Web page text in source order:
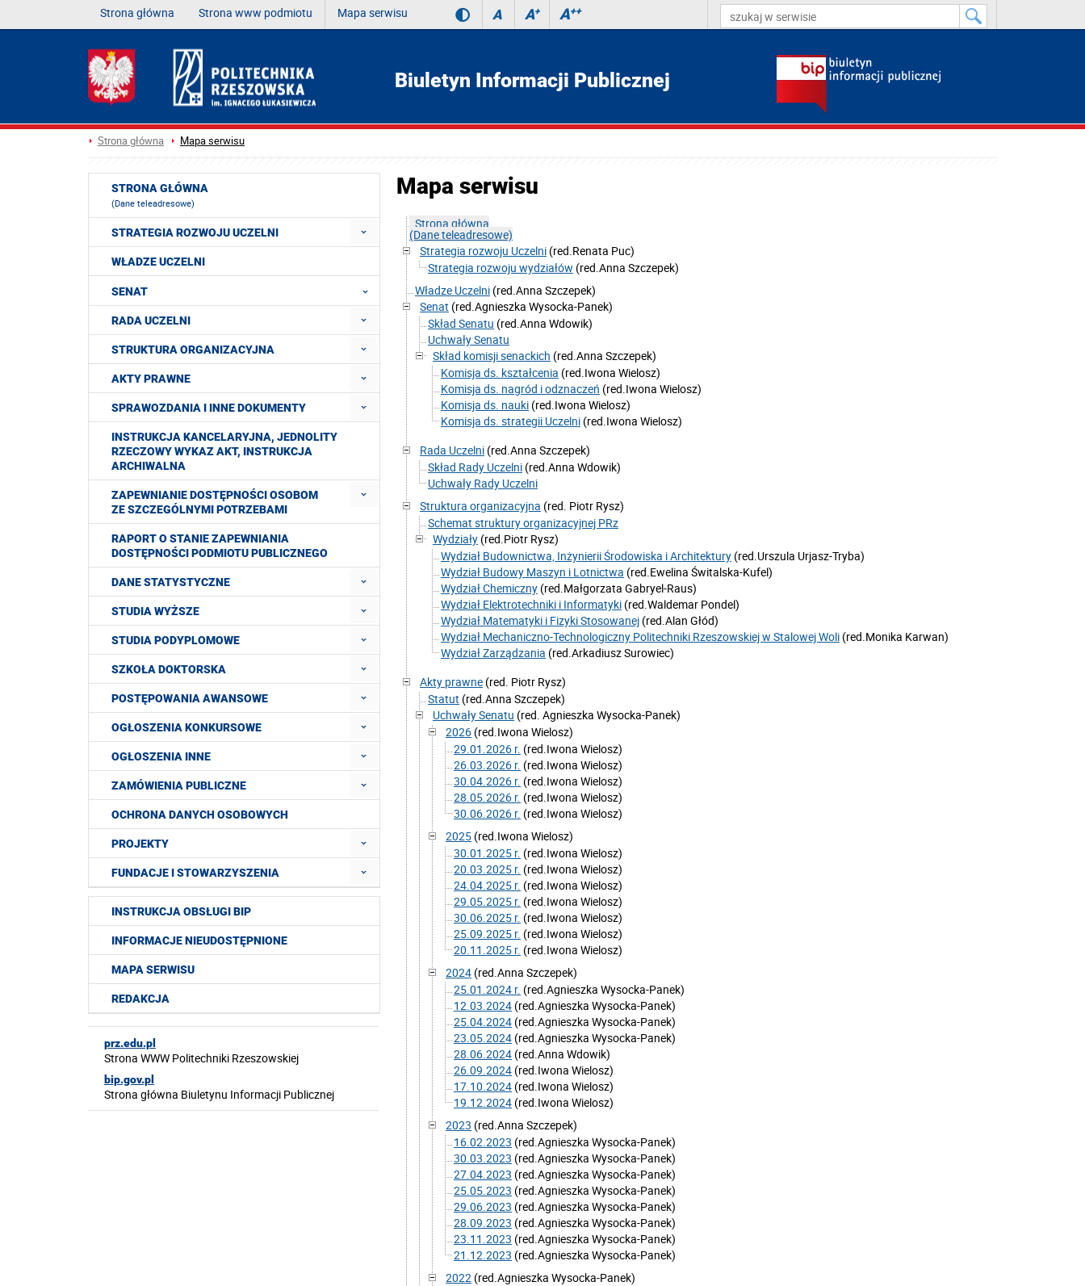
Strona główna Strona www podmiotu Mapa serwisu A A+ A++
Biuletyn Informacji Publicznej
Strona główna Mapa serwisu
Mapa serwisu
Strona główna
(Dane teleadresowe)
Strategia rozwoju Uczelni (red.Renata Puc)
Strategia rozwoju wydziałów (red.Anna Szczepek)
Władze Uczelni (red.Anna Szczepek)
Senat (red.Agnieszka Wysocka-Panek)
Skład Senatu (red.Anna Wdowik)
Uchwały Senatu
Skład komisji senackich (red.Anna Szczepek)
Komisja ds. kształcenia (red.Iwona Wielosz)
Komisja ds. nagród i odznaczeń (red.Iwona Wielosz)
Komisja ds. nauki (red.Iwona Wielosz)
Komisja ds. strategii Uczelni (red.Iwona Wielosz)
Rada Uczelni (red.Anna Szczepek)
Skład Rady Uczelni (red.Anna Wdowik)
Uchwały Rady Uczelni
Struktura organizacyjna (red. Piotr Rysz)
Schemat struktury organizacyjnej PRz
Wydziały (red.Piotr Rysz)
Wydział Budownictwa, Inżynierii Środowiska i Architektury (red.Urszula Urjasz-Tryba)
Wydział Budowy Maszyn i Lotnictwa (red.Ewelina Świtalska-Kufel)
Wydział Chemiczny (red.Małgorzata Gabryel-Raus)
Wydział Elektrotechniki i Informatyki (red.Waldemar Pondel)
Wydział Matematyki i Fizyki Stosowanej (red.Alan Głód)
Wydział Mechaniczno-Technologiczny Politechniki Rzeszowskiej w Stalowej Woli (red.Monika Karwan)
Wydział Zarządzania (red.Arkadiusz Surowiec)
Akty prawne (red. Piotr Rysz)
Statut (red.Anna Szczepek)
Uchwały Senatu (red. Agnieszka Wysocka-Panek)
2026 (red.Iwona Wielosz)
29.01.2026 r. (red.Iwona Wielosz)
26.03.2026 r. (red.Iwona Wielosz)
30.04.2026 r. (red.Iwona Wielosz)
28.05.2026 r. (red.Iwona Wielosz)
30.06.2026 r. (red.Iwona Wielosz)
2025 (red.Iwona Wielosz)
30.01.2025 r. (red.Iwona Wielosz)
20.03.2025 r. (red.Iwona Wielosz)
24.04.2025 r. (red.Iwona Wielosz)
29.05.2025 r. (red.Iwona Wielosz)
30.06.2025 r. (red.Iwona Wielosz)
25.09.2025 r. (red.Iwona Wielosz)
20.11.2025 r. (red.Iwona Wielosz)
2024 (red.Anna Szczepek)
25.01.2024 r. (red.Agnieszka Wysocka-Panek)
12.03.2024 (red.Agnieszka Wysocka-Panek)
25.04.2024 (red.Agnieszka Wysocka-Panek)
23.05.2024 (red.Agnieszka Wysocka-Panek)
28.06.2024 (red.Anna Wdowik)
26.09.2024 (red.Iwona Wielosz)
17.10.2024 (red.Iwona Wielosz)
19.12.2024 (red.Iwona Wielosz)
2023 (red.Anna Szczepek)
16.02.2023 (red.Agnieszka Wysocka-Panek)
30.03.2023 (red.Agnieszka Wysocka-Panek)
27.04.2023 (red.Agnieszka Wysocka-Panek)
25.05.2023 (red.Agnieszka Wysocka-Panek)
29.06.2023 (red.Agnieszka Wysocka-Panek)
28.09.2023 (red.Agnieszka Wysocka-Panek)
23.11.2023 (red.Agnieszka Wysocka-Panek)
21.12.2023 (red.Agnieszka Wysocka-Panek)
2022 (red.Agnieszka Wysocka-Panek)
STRONA GŁÓWNA
(Dane teleadresowe)
STRATEGIA ROZWOJU UCZELNI
WŁADZE UCZELNI
SENAT
RADA UCZELNI
STRUKTURA ORGANIZACYJNA
AKTY PRAWNE
SPRAWOZDANIA I INNE DOKUMENTY
INSTRUKCJA KANCELARYJNA, JEDNOLITY
RZECZOWY WYKAZ AKT, INSTRUKCJA
ARCHIWALNA
ZAPEWNIANIE DOSTĘPNOŚCI OSOBOM
ZE SZCZEGÓLNYMI POTRZEBAMI
RAPORT O STANIE ZAPEWNIANIA
DOSTĘPNOŚCI PODMIOTU PUBLICZNEGO
DANE STATYSTYCZNE
STUDIA WYŻSZE
STUDIA PODYPLOMOWE
SZKOŁA DOKTORSKA
POSTĘPOWANIA AWANSOWE
OGŁOSZENIA KONKURSOWE
OGŁOSZENIA INNE
ZAMÓWIENIA PUBLICZNE
OCHRONA DANYCH OSOBOWYCH
PROJEKTY
FUNDACJE I STOWARZYSZENIA
INSTRUKCJA OBSŁUGI BIP
INFORMACJE NIEUDOSTĘPNIONE
MAPA SERWISU
REDAKCJA
prz.edu.pl
Strona WWW Politechniki Rzeszowskiej
bip.gov.pl
Strona główna Biuletynu Informacji Publicznej